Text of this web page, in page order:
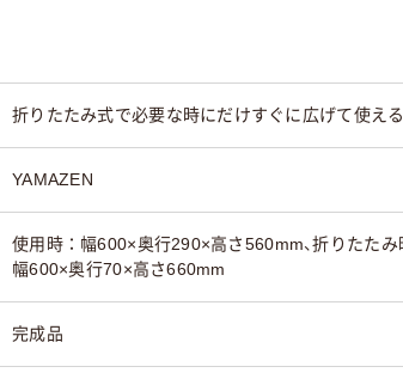
折りたたみ式で必要な時にだけすぐに広げて使え
YAMAZEN
使用時：幅600×奥行290×高さ560mm、折りたたみ
幅600×奥行70×高さ660mm
完成品